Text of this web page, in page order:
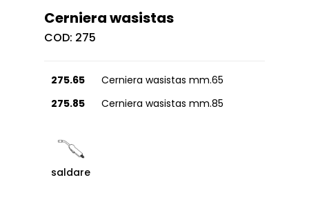
Cerniera wasistas
COD: 275
275.65
Cerniera wasistas mm.65
275.85
Cerniera wasistas mm.85
saldare